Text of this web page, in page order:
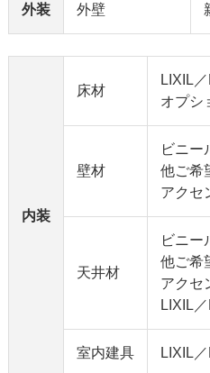
外装 外壁
内装
床材
LIXIL
オプシ
壁材
ビニ
他ご希
アクセ
天井材
ビニ
他ご希
アクセ
LIXIL
室内建具 LIXIL